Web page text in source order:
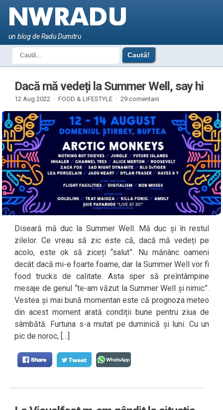
un blog de Radu Dumitru
Dacă mă vedeți la Summer Well, say hi
12 Aug 2022 · FOOD & LIFESTYLE · 29 comentarii
Diseară mă duc la Summer Well. Mă duc și în restul
zilelor. Ce vreau să zic este că, dacă mă vedeți pe
acolo, este ok să ziceți “salut”. Nu mănânc oameni
decât dacă mi-e foarte foame, dar la Summer Well vor fi
food trucks de calitate. Asta sper să preîntâmpine
mesaje de genul “te-am văzut la Summer Well și nimic”.
Vestea și mai bună momentan este că prognoza meteo
din acest moment arată condiții bune pentru ziua de
sâmbătă. Furtuna s-a mutat pe duminică și luni. Cu un
pic de noroc, […]